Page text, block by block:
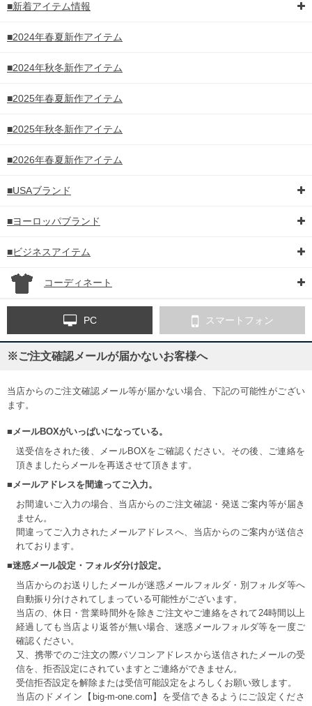
■新着アイテム情報
■2024年春夏新作アイテム
■2024年秋冬新作アイテム
■2025年春夏新作アイテム
■2025年秋冬新作アイテム
■2026年春夏新作アイテム
■USAブランド
■ヨーロッパブランド
■ビジネスアイテム
コーディネート
PC スマートフォン
※ご注文確認メールが届かないお客様へ
当店からのご注文確認メール等が届かない場合、下記の可能性がござい
ます。
■メールBOXがいっぱいになっている。
送受信をされた後、メールBOXをご確認ください。その後、ご連絡を
頂きましたらメールを再送させて頂きます。
■メールアドレスを間違ってご入力。
お間違いご入力の場合、当店からのご注文確認・発送ご案内等が届き
ません。
間違ってご入力されたメールアドレスへ、当店からのご案内が送信さ
れております。
■迷惑メール設定・フォルダ分け設定。
当店からのお送りしたメールが迷惑メールフォルダ・別フォルダ等へ
自動振り分けされてしまっている可能性がございます。
当店の、休日・営業時間外を除きご注文やご連絡をされて24時間以上
経過しても当店より返答が無い場合、迷惑メールフォルダ等を一度ご
確認ください。
又、携帯でのご注文の際パソコンアドレスから送信されたメールの受
信を、拒否設定にされていますとご連絡ができません。
受信拒否設定を解除または受信可能設定をよろしくお願い致します。
当店のドメイン【big-m-one.com】を受信できるようにご設定くださ